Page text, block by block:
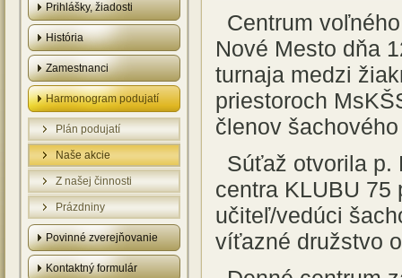
Prihlášky, žiadosti
História
Zamestnanci
Harmonogram podujatí
Plán podujatí
Naše akcie
Z našej činnosti
Prázdniny
Povinné zverejňovanie
Kontaktný formulár
Centrum
Nové Mesto dňa
turnaja medzi
priestoroch
členov
Súťaž otvorila p.
centra KLUBU
učiteľ/vedúci
víťazné družstvo